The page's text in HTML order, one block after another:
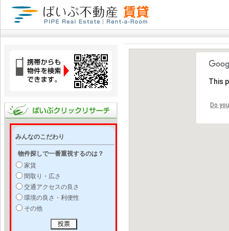
みんなのこだわり
物件探しで一番重視するのは？
家賃
間取り・広さ
交通アクセスの良さ
環境の良さ・利便性
その他
This
Do